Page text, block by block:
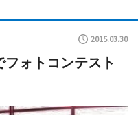
2015.03.30
ォトコンテスト